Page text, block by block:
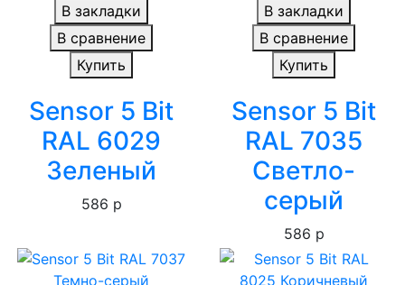
В закладки
В сравнение
Купить
Sensor 5 Bit
RAL 6029
Зеленый
586 р
В закладки
В сравнение
Купить
Sensor 5 Bit
RAL 7035
Светло-
серый
586 р